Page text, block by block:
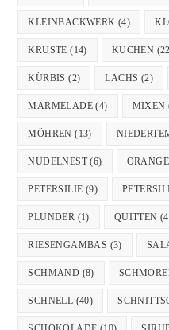
KLEINBACKWERK (4)
KRUSTE (14) KUCHEN
KÜRBIS (2) LACHS (2)
MARMELADE (4) MIXEN
MÖHREN (13)
NUDELNEST(6)
PETERSILIE (9)
PLUNDER (1) QUITTEN
RIESENGAMBAS (3)
SCHMAND (8)
SCHNELL (40)